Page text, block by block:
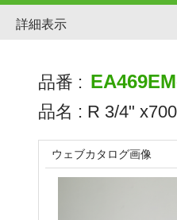
詳細表示
品番 :
品名 : R 3/4"
ウェブカタログ画像